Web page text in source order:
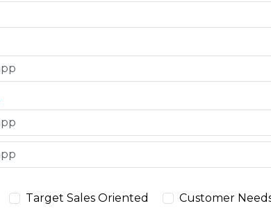
Target Sales Oriented Customer